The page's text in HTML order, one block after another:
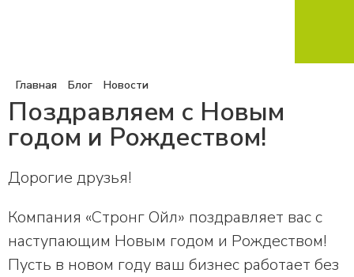
Главная Блог Новости
Поздравляем с Новым
годом и Рождеством!
Дорогие друзья!
Компания «Стронг Ойл» поздравляет вас с
наступающим Новым годом и Рождеством!
Пусть в новом году ваш бизнес работает без